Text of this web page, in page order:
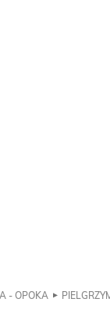
- OPOKA